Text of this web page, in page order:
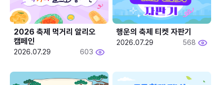
2026 축제 먹거리 알리오
캠페인
2026.07.29 603
행운의 축제 티켓 자판기
2026.07.29 568